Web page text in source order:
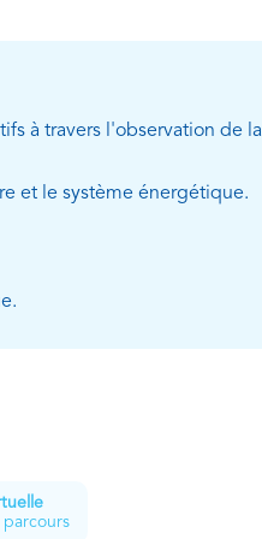
à travers l'observation de la
et le système énergétique.